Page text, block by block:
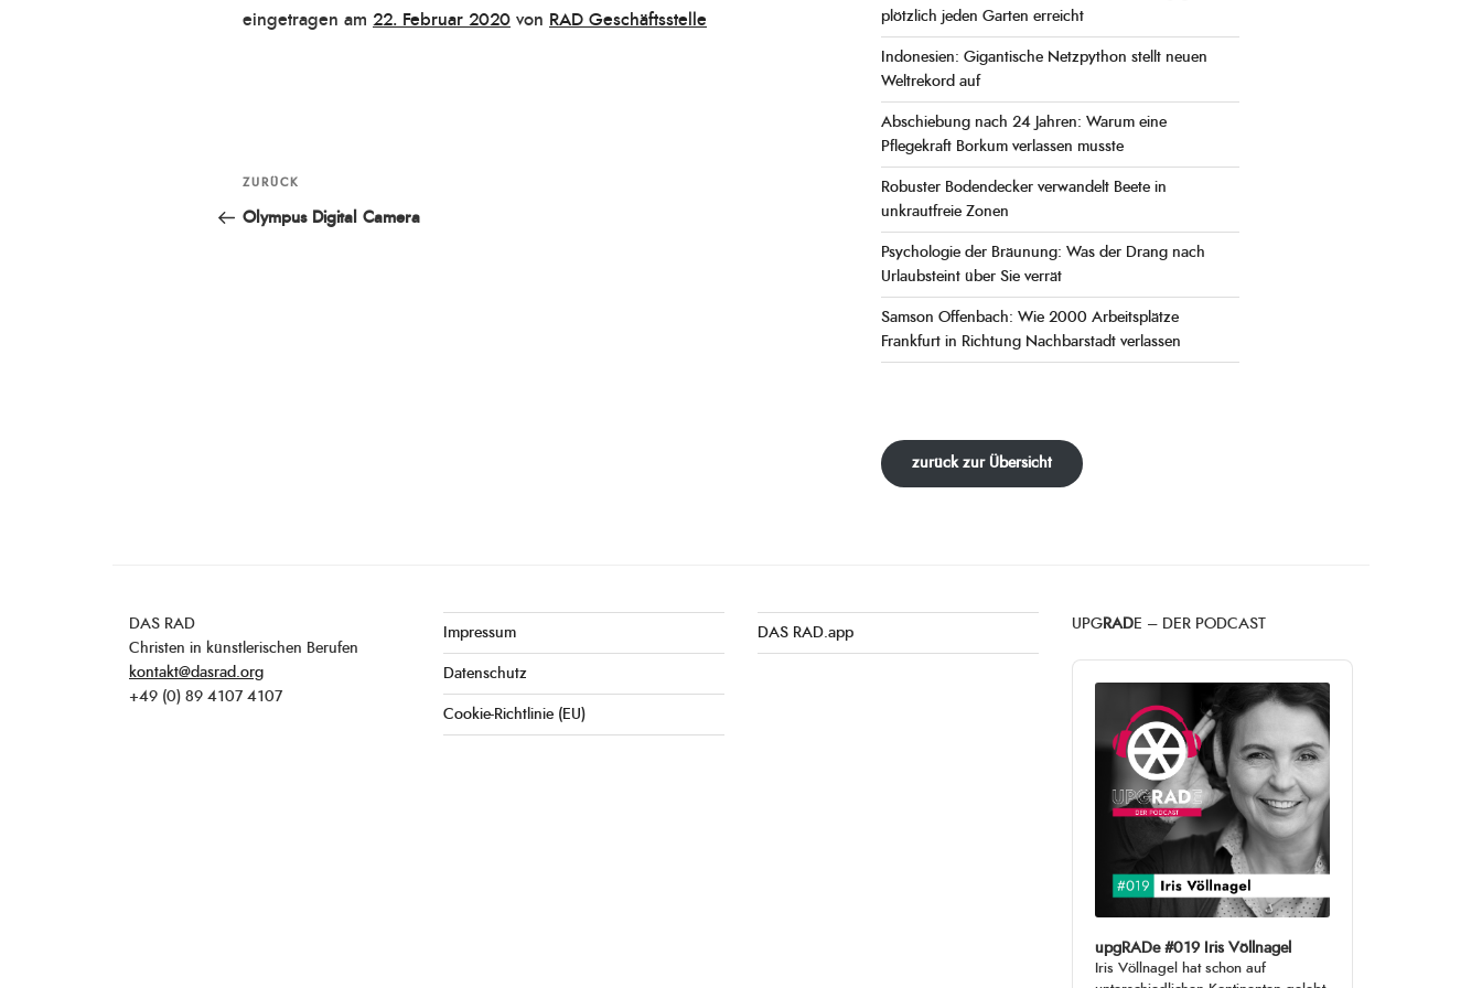
eingetragen am Veröffentlicht
22. Februar 2020 von RAD Geschäftsstelle
Beitragsnavigation
Vorheriger
Beitrag
ZURÜCK
Olympus Digital Camera
plötzlich jeden Garten erreicht
Indonesien: Gigantische Netzpython stellt neuen
Weltrekord auf
Abschiebung nach 24 Jahren: Warum eine
Pflegekraft Borkum verlassen musste
Robuster Bodendecker verwandelt Beete in
unkrautfreie Zonen
Psychologie der Bräunung: Was der Drang nach
Urlaubsteint über Sie verrät
Samson Offenbach: Wie 2000 Arbeitsplätze
Frankfurt in Richtung Nachbarstadt verlassen
zurück zur Übersicht
DAS RAD
Christen in künstlerischen Berufen
kontakt@dasrad.org
+49 (0) 89 4107 4107
Impressum
Datenschutz
Cookie-Richtlinie (EU)
DAS RAD.app
UPG RADE – DER PODCAST
Audio
Player
upgRADe #019 Iris Völlnagel
Iris Völlnagel hat schon auf